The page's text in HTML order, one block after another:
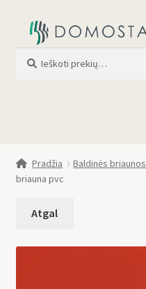
Parduotuvė
Apie mus
Pradžia Baldinės briaunos
briauna pvc